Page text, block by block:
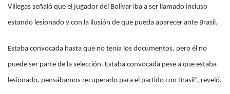
Villegas señaló que el jugador del Bolívar iba a ser llamado incluso
estando lesionado y con la ilusión de que pueda aparecer ante Brasil.
Estaba convocada hasta que no tenía los documentos, pero él no
puede ser parte de la selección. Estaba convocada pese a que estaba
lesionado, pensábamos recuperarlo para el partido con Brasil”, reveló.